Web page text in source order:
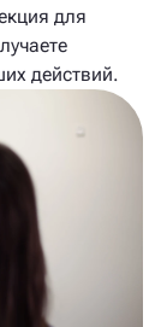
для
действий.